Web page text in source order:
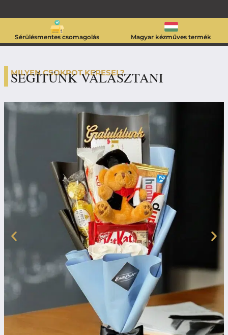
Sérülésmentes csomagolás Magyar kézműves termék
MILYEN CSOKROT KERESEL?
SEGÍTÜNK VÁLASZTANI